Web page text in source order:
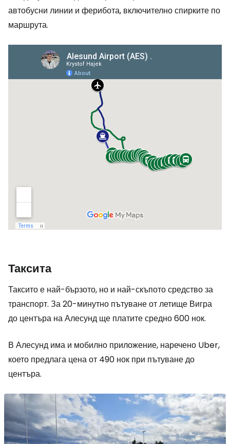
автобусни линии и ферибота, включително спирките по
маршрута.
Таксита
Таксито е най-бързото, но и най-скъпото средство за
транспорт. За 20-минутно пътуване от летище Вигра
до центъра на Алесунд ще платите средно 600 нок.
В Алесунд има и мобилно приложение, наречено Uber,
което предлага цена от 490 нок при пътуване до
центъра.